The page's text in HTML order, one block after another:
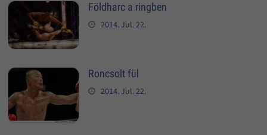
Földharc a ringben
2014. Jul. 22.
Roncsolt fül
2014. Jul. 22.